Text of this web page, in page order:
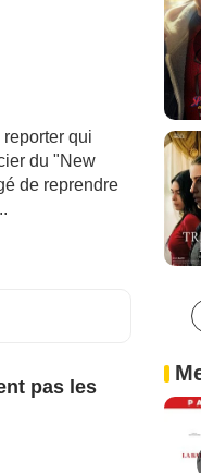
qui
du "New
de reprendre
pas les